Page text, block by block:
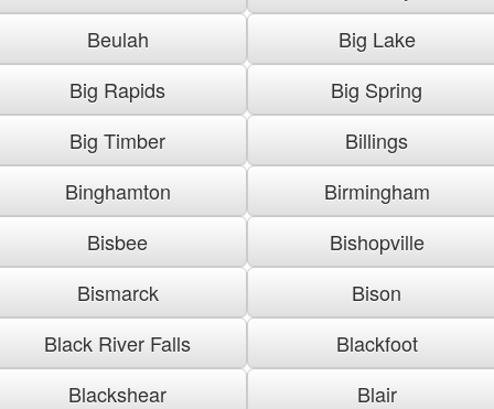
Beulah
Big Lake
Big Rapids
Big Spring
Big Timber
Billings
Binghamton
Birmingham
Bisbee
Bishopville
Bismarck
Bison
Black River Falls
Blackfoot
Blackshear
Blair